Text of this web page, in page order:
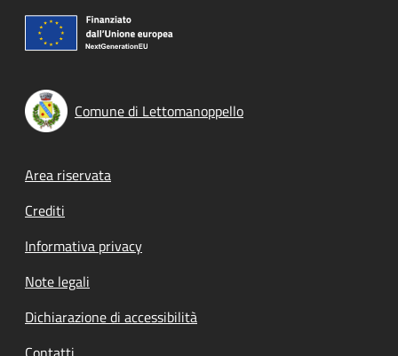
Comune di Lettomanoppello
Footer menu
Area riservata
Crediti
Informativa privacy
Note legali
Dichiarazione di accessibilità